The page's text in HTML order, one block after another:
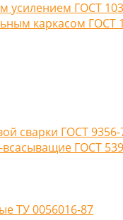
усилением ГОСТ
каркасом ГОСТ
сварки ГОСТ 9356-
ГОСТ
ТУ 0056016-87